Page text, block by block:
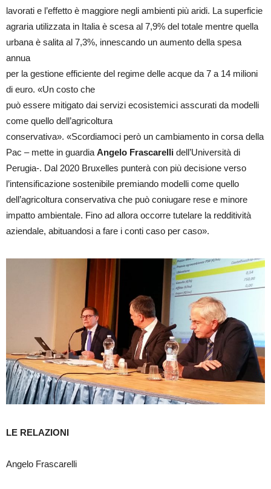
lavorati e l’effetto è maggiore negli ambienti più aridi. La superficie
agraria utilizzata in Italia è scesa al 7,9% del totale mentre quella
urbana è salita al 7,3%, innescando un aumento della spesa
annua
per la gestione efficiente del regime delle acque da 7 a 14 milioni
di euro. «Un costo che
può essere mitigato dai servizi ecosistemici asscurati da modelli
come quello dell’agricoltura
conservativa». «Scordiamoci però un cambiamento in corsa della
Pac – mette in guardia Angelo Frascarelli dell’Università di
Perugia-. Dal 2020 Bruxelles punterà con più decisione verso
l’intensificazione sostenibile premiando modelli come quello
dell’agricoltura conservativa che può coniugare rese e minore
impatto ambientale. Fino ad allora occorre tutelare la redditività
aziendale, abituandosi a fare i conti caso per caso».
LE RELAZIONI
Angelo Frascarelli